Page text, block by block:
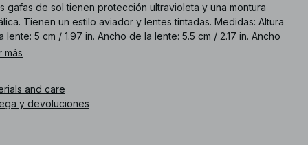
gafas de sol tienen protección ultravioleta y una montura
Tienen un estilo aviador y lentes tintadas. Medidas: Altura
lente: 5 cm / 1.97 in. Ancho de la lente: 5.5 cm / 2.17 in. Ancho
montura: . Largo de la patilla: 15 cm / 5.91 in. Ancho del
de artículo:
más
and care
y devoluciones